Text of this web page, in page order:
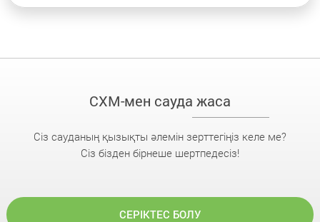
CXM-мен сауда жаса
Сіз сауданың қызықты әлемін зерттегіңіз келе ме?
Сіз бізден бірнеше шертпедесіз!
СЕРІКТЕС БОЛУ